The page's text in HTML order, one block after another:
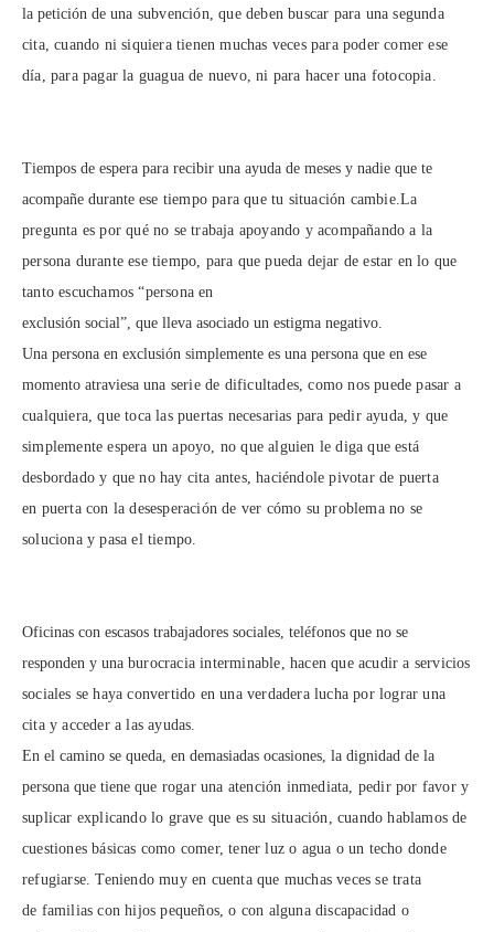
la petición de una subvención, que deben buscar para una segunda
cita, cuando ni siquiera tienenmuchas veces para poder comer ese
día, para pagar la guagua de nuevo, ni para hacer una fotocopia.
Tiempos de espera para recibir una ayuda de meses y nadie que te
acompañe durante ese tiempo para que tu situación cambie.La
pregunta es por qué no se trabaja apoyando y acompañando a la
persona duranteese tiempo, para que pueda dejar de estar en lo que
tanto escuchamos “persona en
exclusión social”, que lleva asociado un estigma negativo.
Una persona en exclusión simplemente es una persona que en ese
momento atraviesa una serie de dificultades, como nos puede pasar a
cualquiera, que toca las puertas necesarias para pedir ayuda, y que
simplemente espera un apoyo, no que alguien lediga que está
desbordado y que no hay cita antes, haciéndole pivotar de puerta
en puerta con la desesperación de ver cómo su problema no se
soluciona y pasa el tiempo.
Oficinas con escasos trabajadores sociales, teléfonos que no se
responden y una burocracia interminable, hacen que acudir a servicios
sociales se haya convertido enuna verdadera lucha por lograr una
cita y acceder a las ayudas.
En el camino se queda, en demasiadas ocasiones, la dignidad de la
persona que tiene que rogar una atención inmediata, pedir por favor y
suplicar explicando lo grave que essu situación, cuando hablamos de
cuestiones básicas como comer, tener luz o agua o un techo donde
refugiarse. Teniendo muy en cuenta que muchas veces se trata
de familias con hijos pequeños, o con alguna discapacidad o